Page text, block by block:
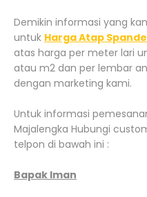
Demikin informasi yang
untuk Harga Atap
atas harga per meter lari
atau m2 dan per lembar
dengan marketing kami.
Untuk informasi
Majalengka Hubungi
telpon di bawah ini :
Bapak Iman